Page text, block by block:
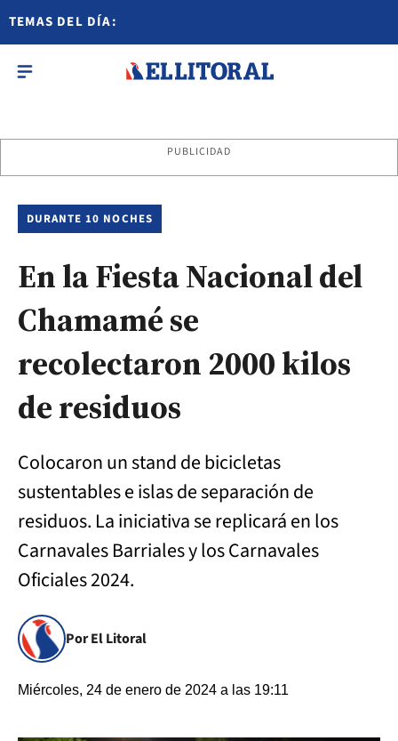
TEMAS DEL DÍA:
PUBLICIDAD
DURANTE 10 NOCHES
En la Fiesta Nacional del
Chamamé se
recolectaron 2000 kilos
de residuos
Colocaron un stand de bicicletas
sustentables e islas de separación de
residuos. La iniciativa se replicará en los
Carnavales Barriales y los Carnavales
Oficiales 2024.
Por El Litoral
Miércoles, 24 de enero de 2024 a las 19:11